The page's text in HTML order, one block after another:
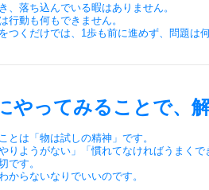
、落ち込んでいる暇はありません。
行動も何もできません。
つくだけでは、1歩も前に進めず、問題は
やってみることで、
とは「物は試しの精神」です。
りようがない」「慣れてなければうまく
です。
からないなりでいいのです。